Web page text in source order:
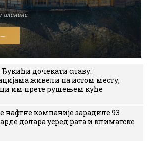
Ђукићи дочекати славу:
живели на истом месту,
им прете рушењем куће
нафтне компаније зарадиле 93
долара усред рата и климатске